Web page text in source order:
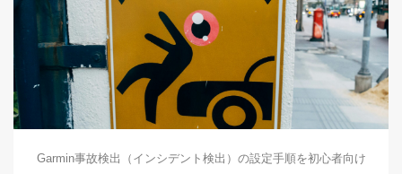
Garmin事故検出（インシデント検出）の設定手順を初心者向け